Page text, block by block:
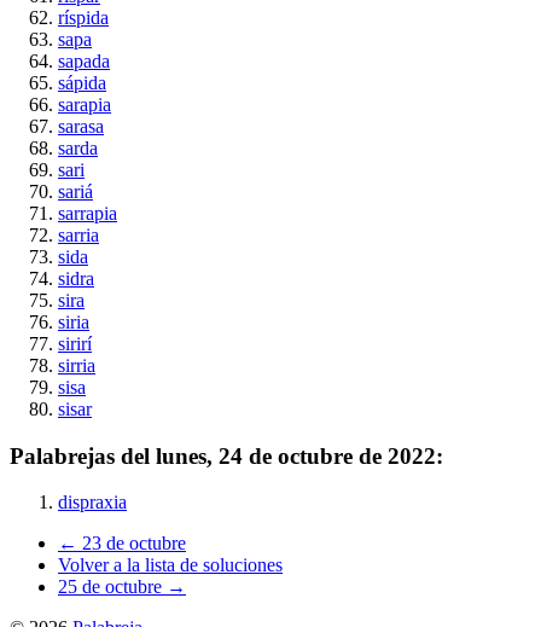
ríspida
sapa
sapada
sápida
sarapia
sarasa
sarda
sari
sariá
sarrapia
sarria
sida
sidra
sira
siria
sirirí
sirria
sisa
sisar
Palabrejas del lunes, 24 de octubre de 2022:
dispraxia
← 23 de octubre
Volver a la lista de soluciones
25 de octubre →